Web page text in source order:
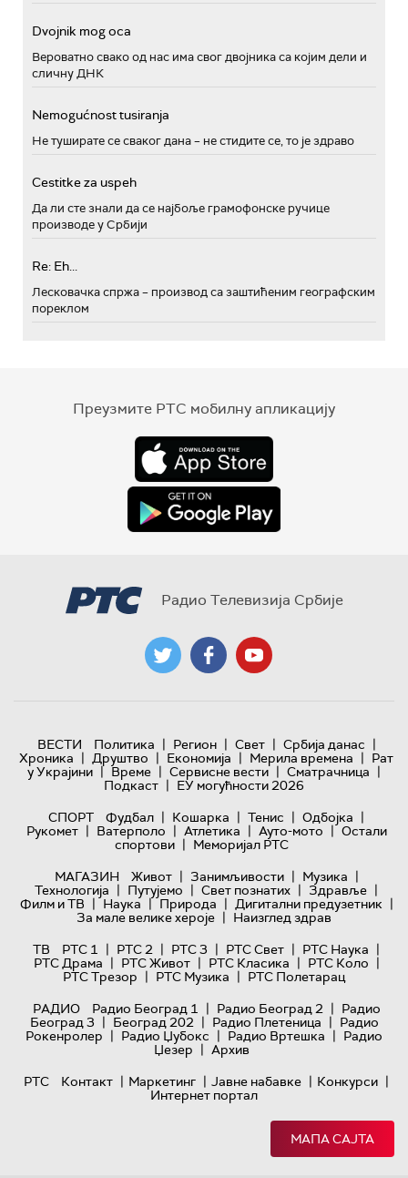
Dvojnik mog oca
Вероватно свако од нас има свог двојника са којим дели и
сличну ДНК
Nemogućnost tusiranja
Не туширате се сваког дана – не стидите се, то је здраво
Cestitke za uspeh
Да ли сте знали да се најбоље грамофонске ручице
производе у Србији
Re: Eh...
Лесковачка спржа – производ са заштићеним географским
пореклом
Преузмите РТС мобилну апликацију
Радио Телевизија Србије
ВЕСТИ Политика | Регион | Свет | Србија данас |
Хроника | Друштво | Економија | Мерила времена | Рат
у Украјини | Време | Сервисне вести | Сматрачница |
Подкаст | ЕУ могућности 2026
СПОРТ
Фудбал | Кошарка | Тенис | Одбојка |
Рукомет | Ватерполо | Атлетика | Ауто-мото | Остали
спортови | Меморијал РТС
МАГАЗИН
Живот | Занимљивости | Музика |
Технологијa | Путујемо | Свет познатих | Здравље |
Филм и ТВ | Наука | Природа | Дигитални предузетник |
За мале велике хероје | Наизглед здрав
ТВ
РТС 1 | РТС 2 | РТС 3 | РТС Свет | РТС Наука |
РТС Драма | РТС Живот | РТС Класика | РТС Коло |
РТС Трезор | РТС Музика | РТС Полетарац
РАДИО
Радио Београд 1 | Радио Београд 2 | Радио
Београд 3 | Београд 202 | Радио Плетеница | Радио
Рокенролер | Радио Џубокс | Радио Вртешка | Радио
Џезер | Архив
РТС
Контакт | Маркетинг | Јавне набавке | Конкурси |
Интернет портал
МАПА САЈТА